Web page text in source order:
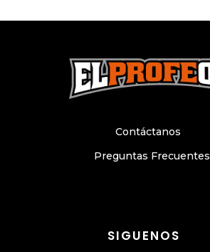
SIGUENOS
Preguntas Frecuentes
Contáctanos